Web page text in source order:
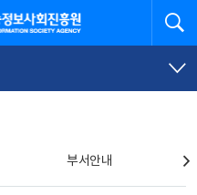
흥원
부서안내